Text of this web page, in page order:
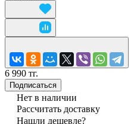
6 990 тг.
Подписаться
Нет в наличии
Рассчитать доставку
Нашли дешевле?